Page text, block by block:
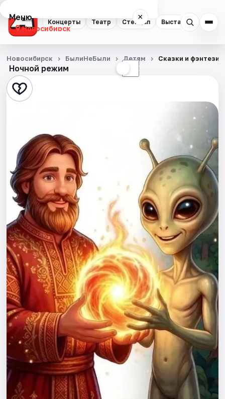
Концерты Театр Стендап Выставки
Меню ×
Новосибирск
Концерты
Театр
Стендап
Квесты
Экскурсии
Спорт
События
Города
Площадки
Артисты
Рейтинги
Ночной режим ☾
Новосибирск БылиНеБыли Детям Сказки и фэнтези